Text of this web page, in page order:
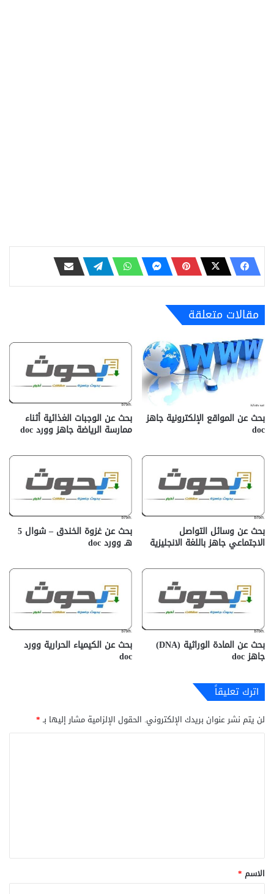
مقالات متعلقة
بحث عن المواقع الإلكترونية جاهز
doc‎
بحث عن الوجبات الغذائية أثناء
ممارسة الرياضة جاهز وورد doc
بحث عن وسائل التواصل
الاجتماعي جاهز باللغة الانجليزية
بحث عن غزوة الخندق – شوال 5
هـ وورد doc
بحث عن المادة الوراثية (DNA)
جاهز doc‎
بحث عن الكيمياء الحرارية وورد
doc
اترك تعليقاً
لن يتم نشر عنوان بريدك الإلكتروني. الحقول الإلزامية مشار إليها بـ*
*
الاسم *